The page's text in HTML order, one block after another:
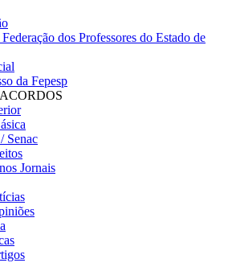
dos Professores do Estado de
da Fepesp
Senac
Jornais